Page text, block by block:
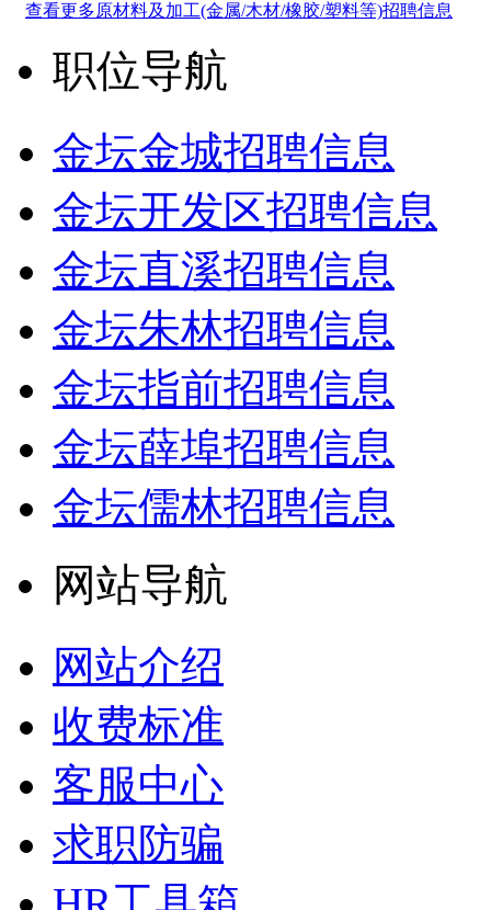
查看更多原材料及加工(金属/木材/橡胶/塑料等)招聘信息
职位导航
金坛金城招聘信息
金坛开发区招聘信息
金坛直溪招聘信息
金坛朱林招聘信息
金坛指前招聘信息
金坛薛埠招聘信息
金坛儒林招聘信息
网站导航
网站介绍
收费标准
客服中心
求职防骗